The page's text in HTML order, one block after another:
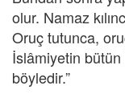
olur. Namaz
Oruç tutunca,
İslâmiyetin
böyledir.”